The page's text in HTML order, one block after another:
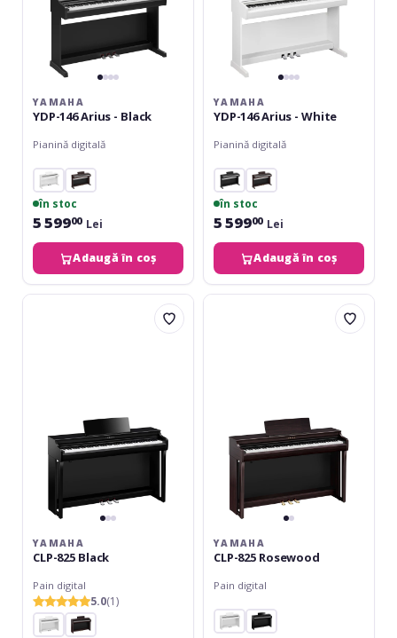
YAMAHA
YDP-146 Arius - Black
Pianină digitală
în stoc
5 59900 Lei
Adaugă în coș
YAMAHA
YDP-146 Arius - White
Pianină digitală
în stoc
5 59900 Lei
Adaugă în coș
Yamaha
YAMAHA
CLP-825 Black
Pain digital
5.0(1)
Yamaha
YAMAHA
CLP-825 Rosewood
Pain digital